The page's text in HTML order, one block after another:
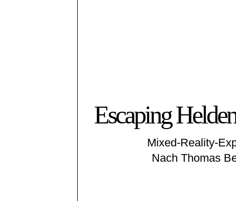
Escaping
Mixed-Reality-
Nach Thomas